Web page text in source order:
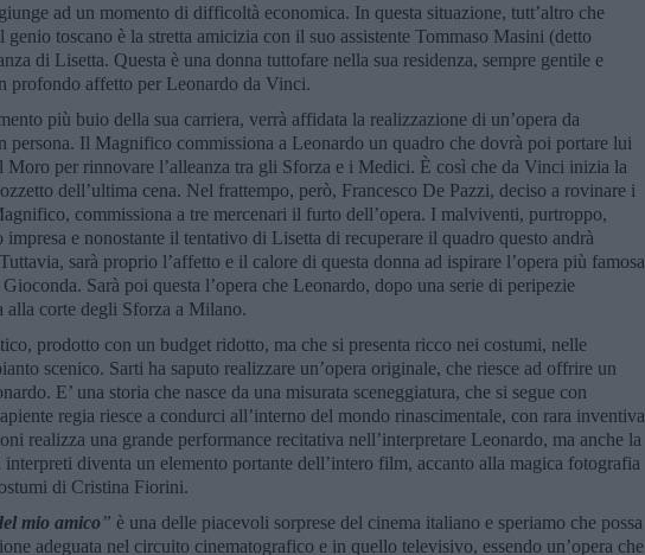
ad un momento di difficoltà economica. In questa situazione, tutt’altro che
genio toscano è la stretta amicizia con il suo assistente Tommaso Masini (detto
di Lisetta. Questa è una donna tuttofare nella sua residenza, sempre gentile e
profondo affetto per Leonardo da Vinci.
più buio della sua carriera, verrà affidata la realizzazione di un’opera da
persona. Il Magnifico commissiona a Leonardo un quadro che dovrà poi portare lui
Moro per rinnovare l’alleanza tra gli Sforza e i Medici. È così che da Vinci inizia la
dell’ultima cena. Nel frattempo, però, Francesco De Pazzi, deciso a rovinare i
commissiona a tre mercenari il furto dell’opera. I malviventi, purtroppo,
e nonostante il tentativo di Lisetta di recuperare il quadro questo andrà
sarà proprio l’affetto e il calore di questa donna ad ispirare l’opera più famosa
Sarà poi questa l’opera che Leonardo, dopo una serie di peripezie
alla corte degli Sforza a Milano.
prodotto con un budget ridotto, ma che si presenta ricco nei costumi, nelle
scenico. Sarti ha saputo realizzare un’opera originale, che riesce ad offrire un
E’ una storia che nasce da una misurata sceneggiatura, che si segue con
regia riesce a condurci all’interno del mondo rinascimentale, con rara inventiva
realizza una grande performance recitativa nell’interpretare Leonardo, ma anche la
diventa un elemento portante dell’intero film, accanto alla magica fotografia
di Cristina Fiorini.
mio amico” è una delle piacevoli sorprese del cinema italiano e speriamo che possa
adeguata nel circuito cinematografico e in quello televisivo, essendo un’opera che